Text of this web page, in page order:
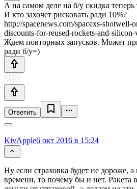
А на самом деле на б/у скидка теперь
И кто захочет рисковать ради 10%?
http://spacenews.com/spacexs-
discounts-for-reused-rockets-and-
Ждем повторных запусков. Может
ради б/у=)
Ответить
KivApple6 окт 2016 в 15:24
Ну если страховка будет не дороже,
времени, то почему бы и нет. Ракета